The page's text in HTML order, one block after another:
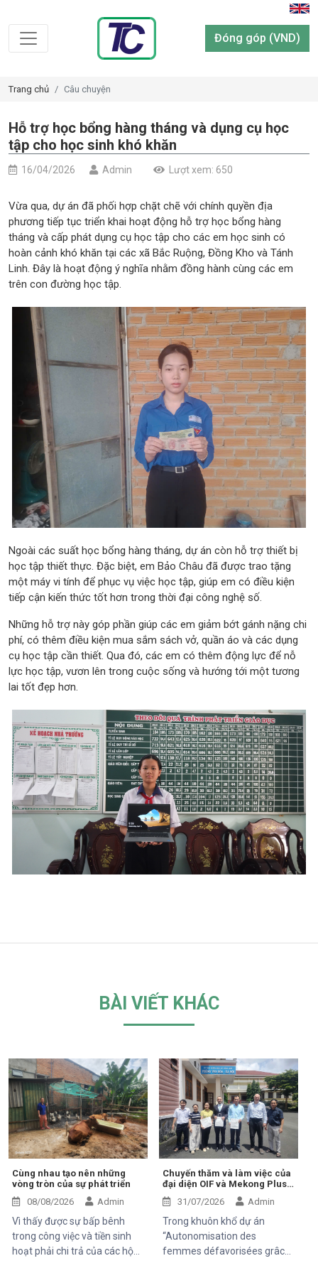
Đóng góp (VND)
Trang chủ Câu chuyện
Hỗ trợ học bổng hàng tháng và dụng cụ học
tập cho học sinh khó khăn
16/04/2026 Admin Lượt xem: 650
Vừa qua, dự án đã phối hợp chặt chẽ với chính quyền địa
phương tiếp tục triển khai hoạt động hỗ trợ học bổng hàng
tháng và cấp phát dụng cụ học tập cho các em học sinh có
hoàn cảnh khó khăn tại các xã Bắc Ruộng, Đồng Kho và Tánh
Linh. Đây là hoạt động ý nghĩa nhằm đồng hành cùng các em
trên con đường học tập.
Ngoài các suất học bổng hàng tháng, dự án còn hỗ trợ thiết bị
học tập thiết thực. Đặc biệt, em Bảo Châu đã được trao tặng
một máy vi tính để phục vụ việc học tập, giúp em có điều kiện
tiếp cận kiến thức tốt hơn trong thời đại công nghệ số.
Những hỗ trợ này góp phần giúp các em giảm bớt gánh nặng chi
phí, có thêm điều kiện mua sắm sách vở, quần áo và các dụng
cụ học tập cần thiết. Qua đó, các em có thêm động lực để nỗ
lực học tập, vươn lên trong cuộc sống và hướng tới một tương
lai tốt đẹp hơn.
BÀI VIẾT KHÁC
Cùng nhau tạo nên những
vòng tròn của sự phát triển
08/08/2026
Admin
Vì thấy được sự bấp bênh
trong công việc và tiền sinh
hoạt phải chi trả của các hộ
Chuyến thăm và làm việc của
đại diện OIF và Mekong Plus
tại cộng đồng dự án
31/07/2026 Admin
Trong khuôn khổ dự án
“Autonomisation des
femmes défavorisées grâce